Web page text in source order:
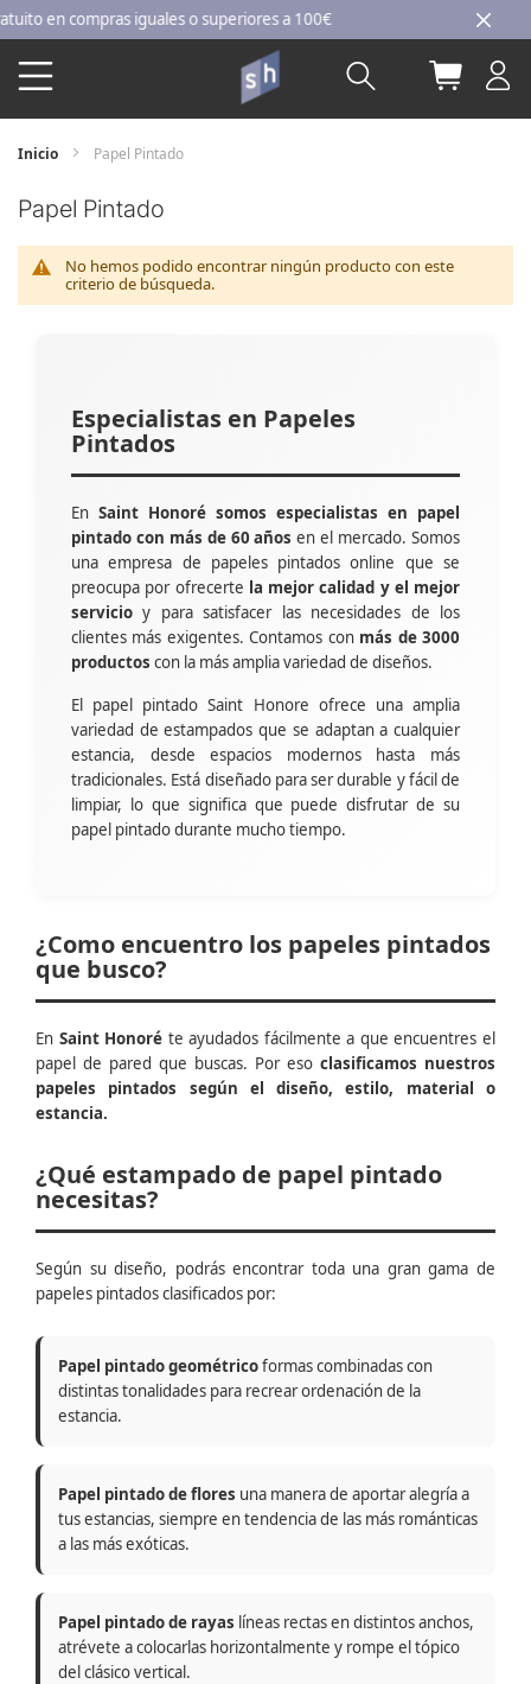
Ir
al
contenido
en compras iguales o superiores a 100€
Buscar Mi
Inicio Papel Pintado
Papel Pintado
No hemos podido encontrar ningún producto con este
criterio de búsqueda.
Especialistas en Papeles
Pintados
En Saint Honoré somos especialistas en papel
pintado con más de 60 años en el mercado. Somos
una empresa de papeles pintados online que se
preocupa por ofrecerte la mejor calidad y el mejor
servicio y para satisfacer las necesidades de los
clientes más exigentes. Contamos con más de 3000
productos con la más amplia variedad de diseños.
El papel pintado Saint Honore ofrece una amplia
variedad de estampados que se adaptan a cualquier
estancia, desde espacios modernos hasta más
tradicionales. Está diseñado para ser durable y fácil de
limpiar, lo que significa que puede disfrutar de su
papel pintado durante mucho tiempo.
¿Como encuentro los papeles pintados
que busco?
En Saint Honoré te ayudados fácilmente a que encuentres el
papel de pared que buscas. Por eso clasificamos nuestros
papeles pintados según el diseño, estilo, material o
estancia.
¿Qué estampado de papel pintado
necesitas?
Según su diseño, podrás encontrar toda una gran gama de
papeles pintados clasificados por:
Papel pintado geométricoformas combinadas con
distintas tonalidades para recrear ordenación de la
estancia.
Papel pintado de flores una manera de aportar alegría a
tus estancias, siempre en tendencia de las más románticas
a las más exóticas.
Papel pintado de rayas líneas rectas en distintos anchos,
atrévete a colocarlas horizontalmente y rompe el tópico
del clásico vertical.